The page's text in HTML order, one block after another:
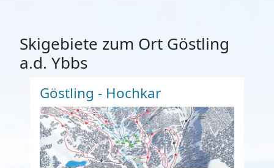
Skigebiete zum Ort Göstling
a.d. Ybbs
Göstling - Hochkar